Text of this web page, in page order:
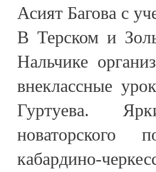
Асият Багова с
В Терском и
Нальчике
внеклассные
Гуртуева.
новаторского
кабардино-